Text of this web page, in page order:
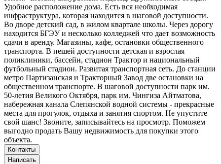
Удобное расположение дома. Есть вся необходимая
инфраструктура, которая находится в шаговой доступности.
Во дворе детский сад, в жилом квартале школы. Через дорогу
находится БГЭУ и несколько колледжей что дает возможность
сдачи в аренду. Магазины, кафе, остановки общественного
транспорта. В пешей доступности детская и взрослая
поликлиники, бассейн, стадион Трактор и национальный
футбольный стадион. Развитая транспортная сеть. До станции
метро Партизанская и Тракторный Завод две остановки на
общественном транспорте. В шаговой доступности парк им.
50-летия Великого Октября, парк им. Чингиза Айтматова,
набережная канала Слепянской водной системы - прекрасные
места для прогулок, отдыха и занятия спортом. Не упустите
свой шанс! Звоните, записывайтесь на просмотр. Поможем
выгодно продать Вашу недвижимость для покупки этого
объекта.
Контакты
Написать